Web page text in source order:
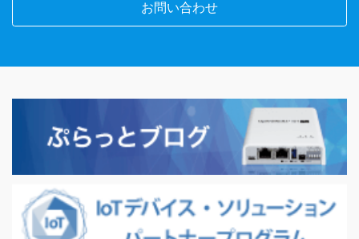
お問い合わせ